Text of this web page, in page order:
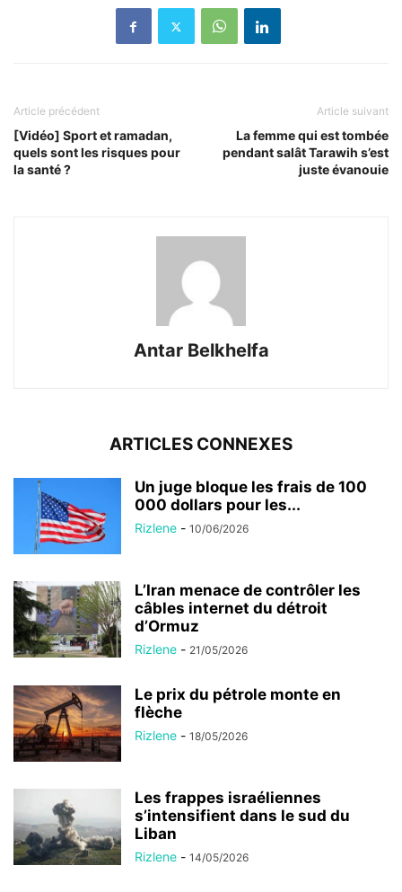
Article précédent
[Vidéo] Sport et ramadan,
quels sont les risques pour
la santé ?
Article suivant
La femme qui est tombée
pendant salât Tarawih s’est
juste évanouie
Antar Belkhelfa
ARTICLES CONNEXES
Un juge bloque les frais de 100
000 dollars pour les...
Rizlene - 10/06/2026
L’Iran menace de contrôler les
câbles internet du détroit
d’Ormuz
Rizlene - 21/05/2026
Le prix du pétrole monte en
flèche
Rizlene - 18/05/2026
Les frappes israéliennes
s’intensifient dans le sud du
Liban
Rizlene - 14/05/2026